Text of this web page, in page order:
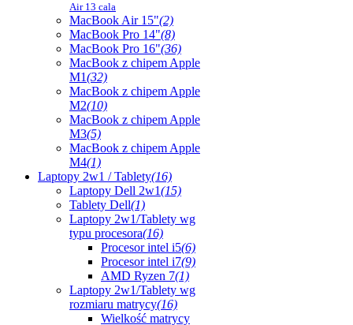
Air 13 cala
MacBook Air 15"(2)
MacBook Pro 14"(8)
MacBook Pro 16"(36)
MacBook z chipem Apple
M1(32)
MacBook z chipem Apple
M2(10)
MacBook z chipem Apple
M3(5)
MacBook z chipem Apple
M4(1)
Laptopy 2w1 / Tablety(16)
Laptopy Dell 2w1(15)
Tablety Dell(1)
Laptopy 2w1/Tablety wg
typu procesora(16)
Procesor intel i5(6)
Procesor intel i7(9)
AMD Ryzen 7(1)
Laptopy 2w1/Tablety wg
rozmiaru matrycy(16)
Wielkość matrycy